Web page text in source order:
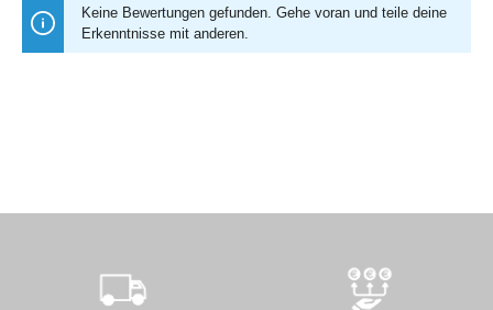
Keine Bewertungen gefunden. Gehe voran und teile deine
Erkenntnisse mit anderen.